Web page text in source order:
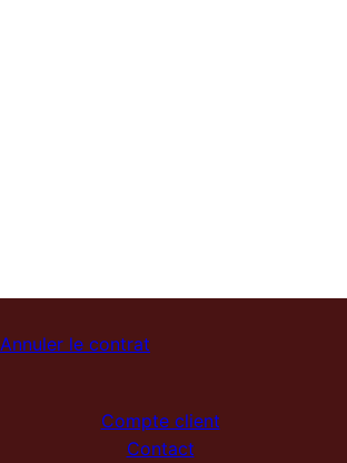
Annuler le contrat
Compte client
Contact